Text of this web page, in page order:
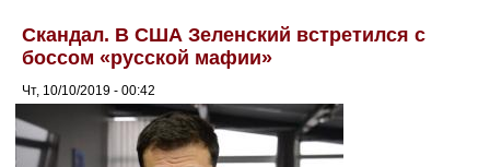
Скандал. В США Зеленский встретился с
боссом «русской мафии»
Чт, 10/10/2019 - 00:42